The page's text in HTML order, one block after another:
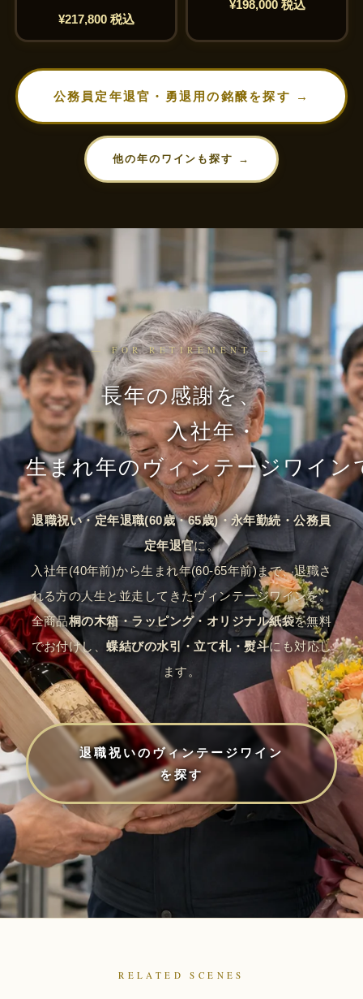
¥217,800 税込
¥198,000 税込
公務員定年退官・勇退用の銘醸を探す →
他の年のワインも探す →
— FOR RETIREMENT —
長年の感謝を、
入社年・
生まれ年のヴィンテージワイン
退職祝い・定年退職(60歳・65歳)・永年勤続・公務員
定年退官に。
入社年(40年前)から生まれ年(60-65年前)まで、退職さ
れる方の人生と並走してきたヴィンテージワインを。
全商品桐の木箱・ラッピング・オリジナル紙袋を無料
でお付けし、蝶結びの水引・立て札・熨斗にも対応し
ます。
退職祝いのヴィンテージワイン
を探す
RELATED SCENES